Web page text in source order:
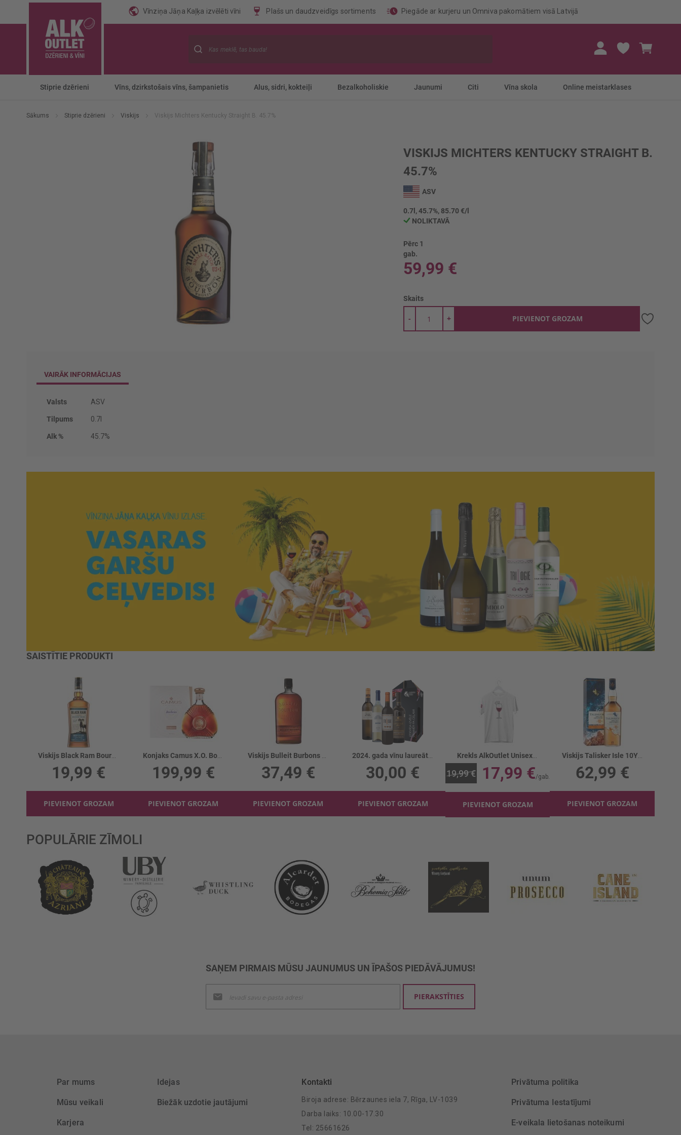
Vīnziņa Jāņa Kaļķa izvēlēti vīni Plašs un daudzveidīgs sortiments Piegāde ar kurjeru un Omniva pakomātiem visā Latvijā
Stiprie dzērieni Vīns, dzirkstošais vīns, šampanietis Alus, sidri, kokteiļi Bezalkoholiskie Jaunumi Citi Vīna skola Online meistarklases
Sākums Stiprie dzērieni Viskijs Viskijs Michters Kentucky Straight B. 45.7%
VISKIJS MICHTERS KENTUCKY STRAIGHT B.
45.7%
sākumu
ASV
0.7l, 45.7%, 85.70 €/l
NOLIKTAVĀ
Pērc 1
gab.
59,99 €
Skaits
+
- PIEVIENOT GROZAM
VAIRĀK INFORMĀCIJAS
Vairāk
Valsts ASV
Tilpums 0.7l
Alk % 45.7%
SAISTĪTIE PRODUKTI
Viskijs Black Ram Bourbon Cask Finish 40%
19,99 €
PIEVIENOT GROZAM
Konjaks Camus X.O. Borderies 40%
199,99 €
PIEVIENOT GROZAM
Viskijs Bulleit Burbons 45%
37,49 €
PIEVIENOT GROZAM
2024. gada vīnu laureātu komplekts 4gb
30,00 €
PIEVIENOT GROZAM
Krekls AlkOutlet Unisex Kronis balts
19,99 € 17,99 €
PIEVIENOT GROZAM
Viskijs Talisker Isle 10YO 45.8%
62,99 €
PIEVIENOT GROZAM
POPULĀRIE ZĪMOLI
SAŅEM PIRMAIS MŪSU JAUNUMUS UN ĪPAŠOS PIEDĀVĀJUMUS!
jaunumu
saņemšanai:
PIERAKSTĪTIES
Par mums
Mūsu veikali
Karjera
Idejas
Biežāk uzdotie jautājumi
Kontakti
Biroja adrese: Bērzaunes iela 7, Rīga, LV-1039
Darba laiks: 10.00-17.30
Tel: 25661626
Privātuma politika
Privātuma Iestatījumi
E-veikala lietošanas noteikumi